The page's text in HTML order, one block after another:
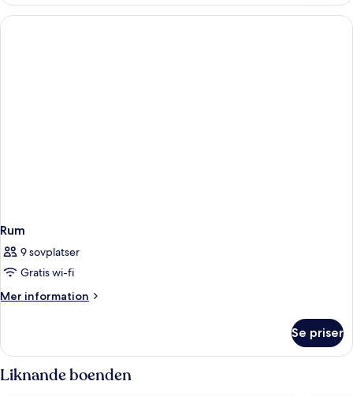
Bungalow
Rum
9 sovplatser
Gratis wi-fi
Mer information
Mer
Se priser
Liknande boenden